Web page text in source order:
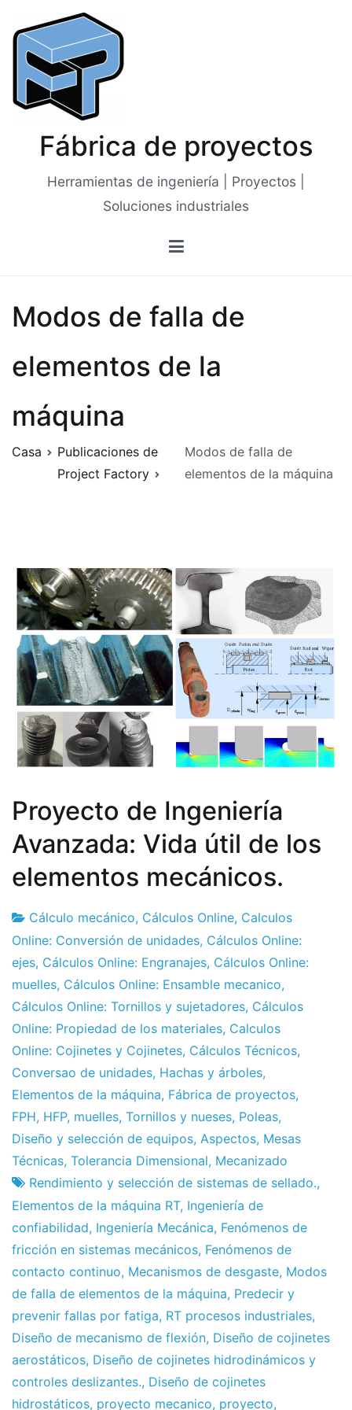
contenido
Fábrica de proyectos
Herramientas de ingeniería | Proyectos |
Soluciones industriales
Modos de falla de
elementos de la
máquina
Casa
Publicaciones de
Project Factory
Modos de falla de
elementos de la máquina
Proyecto de Ingeniería
Avanzada: Vida útil de los
elementos mecánicos.
Fábrica
de
proyectos
14
de
febrero
de
2020
Cálculo mecánico, Cálculos Online, Calculos
Online: Conversión de unidades, Cálculos Online:
ejes, Cálculos Online: Engranajes, Cálculos Online:
muelles, Cálculos Online: Ensamble mecanico,
Cálculos Online: Tornillos y sujetadores, Cálculos
Online: Propiedad de los materiales, Calculos
Online: Cojinetes y Cojinetes, Cálculos Técnicos,
Conversao de unidades, Hachas y árboles,
Elementos de la máquina, Fábrica de proyectos,
FPH, HFP, muelles, Tornillos y nueses, Poleas,
Diseño y selección de equipos, Aspectos, Mesas
Técnicas, Tolerancia Dimensional, Mecanizado
Rendimiento y selección de sistemas de sellado.,
Elementos de la máquina RT, Ingeniería de
confiabilidad, Ingeniería Mecánica, Fenómenos de
fricción en sistemas mecánicos, Fenómenos de
contacto continuo, Mecanismos de desgaste, Modos
de falla de elementos de la máquina, Predecir y
prevenir fallas por fatiga, RT procesos industriales,
Diseño de mecanismo de flexión, Diseño de cojinetes
aerostáticos, Diseño de cojinetes hidrodinámicos y
controles deslizantes., Diseño de cojinetes
hidrostáticos, proyecto mecanico, proyecto,